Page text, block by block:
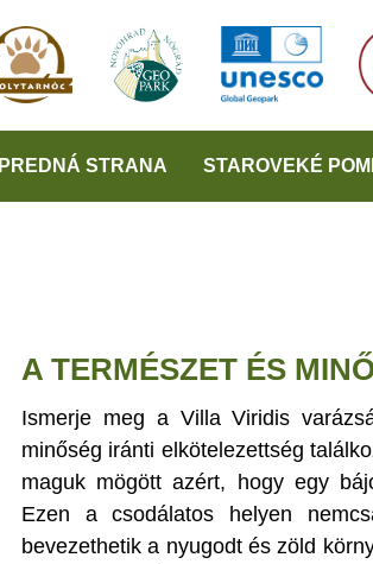
PREDNÁ STRANA STAROVEKÉ
A TERMÉSZET ÉS
Ismerje meg a Villa Viridis
minőség iránti elkötelezettség
maguk mögött azért, hogy egy
Ezen a csodálatos helyen
bevezethetik a nyugodt és zöld